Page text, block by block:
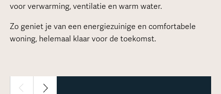
voor verwarming, ventilatie en warm water.
Zo geniet je van een energiezuinige en comfortabele
woning, helemaal klaar voor de toekomst.
1 / 30